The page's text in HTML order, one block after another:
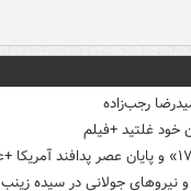
رجب‌زاده
خود غلتید +فیلم
نیروهای جولانی در سیده زینب